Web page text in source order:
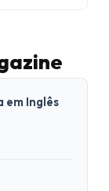
em Inglês